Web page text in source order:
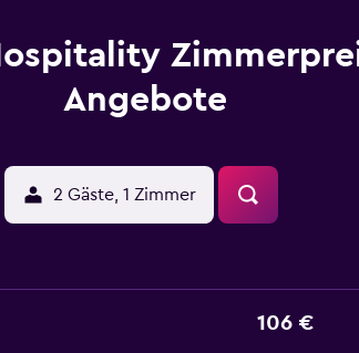
Angebote
2 Gäste, 1 Zimmer
106 €